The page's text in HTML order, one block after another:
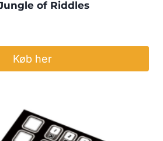
of Riddles
Køb her